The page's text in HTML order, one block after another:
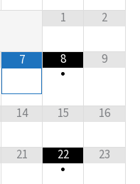
1
2
7
8
•
9
14 15 16
21
22
•
23